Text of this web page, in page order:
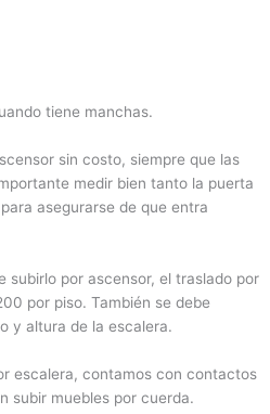
tiene manchas.
sin costo, siempre que las
medir bien tanto la puerta
asegurarse de que entra
subirlo por ascensor, el traslado por
por piso. También se debe
y altura de la escalera.
escalera, contamos con contactos
subir muebles por cuerda.